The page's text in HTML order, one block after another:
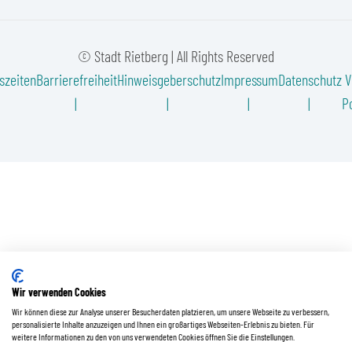
© Stadt Rietberg | All Rights Reserved
BarrierefreiheitHinweisgeberschutzImpressumDatenschutz
Wir verwenden Cookies
Wir können diese zur Analyse unserer Besucherdaten platzieren, um unsere Webseite zu verbessern,
personalisierte Inhalte anzuzeigen und Ihnen ein großartiges Webseiten-Erlebnis zu bieten. Für
weitere Informationen zu den von uns verwendeten Cookies öffnen Sie die Einstellungen.